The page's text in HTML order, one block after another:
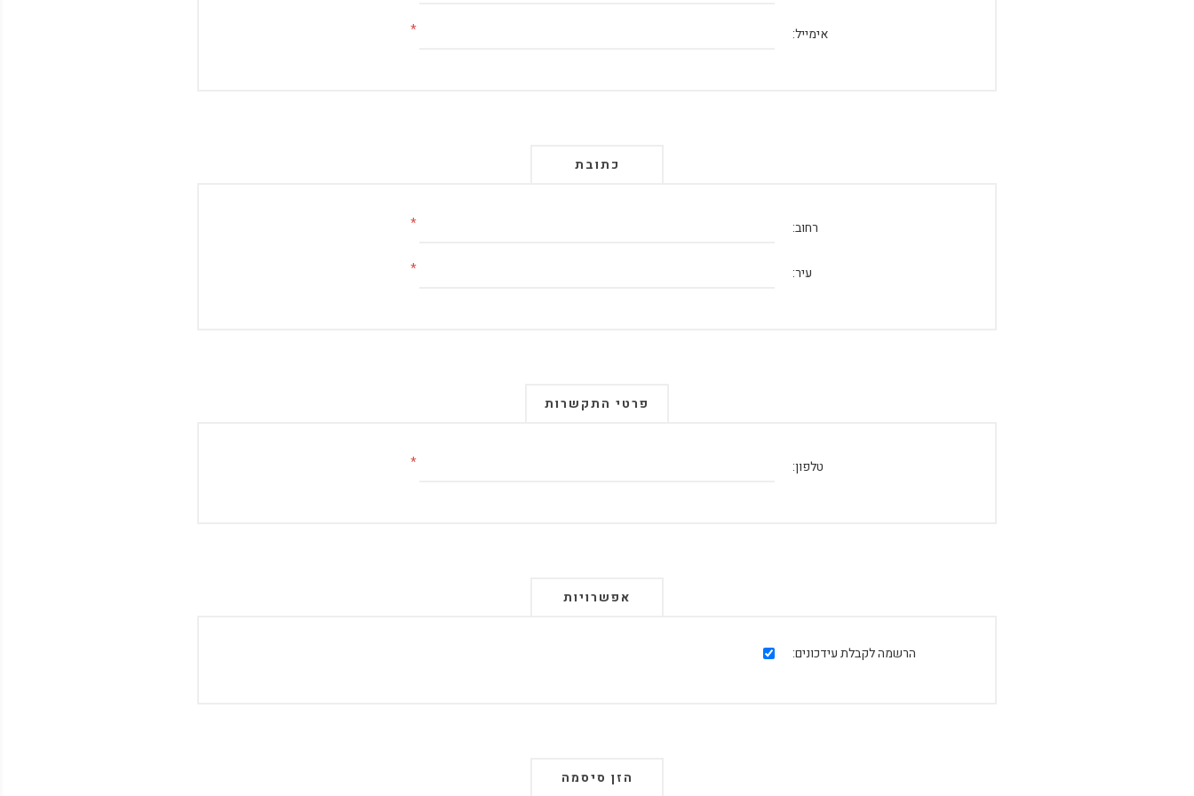
אימייל: *
כתובת
רחוב: *
עיר: *
פרטי התקשרות
טלפון: *
אפשרויות
הרשמה לקבלת עידכונים:
הזן סיסמה